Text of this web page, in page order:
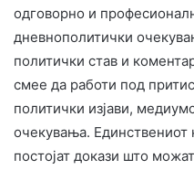
одговорно и
дневнополитички
политички став и
смее да работи под
политички изјави,
очекувања. Единствениот
постојат докази што